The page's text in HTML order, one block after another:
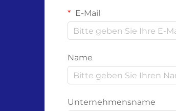
E-Mail
Name
Unternehmensname